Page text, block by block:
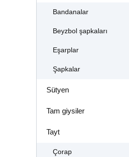
Bandanalar
Beyzbol şapkaları
Eşarplar
Şapkalar
Sütyen
Tam giysiler
Tayt
Çorap